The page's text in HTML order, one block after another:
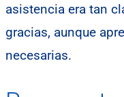
asistencia era tan
gracias, aunque
necesarias.